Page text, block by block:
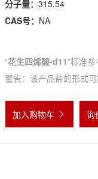
分子量： 315.54
CAS号： NA
“花生四烯酸-d11”标准
警告：该产品盐的形式
加入购物车 询